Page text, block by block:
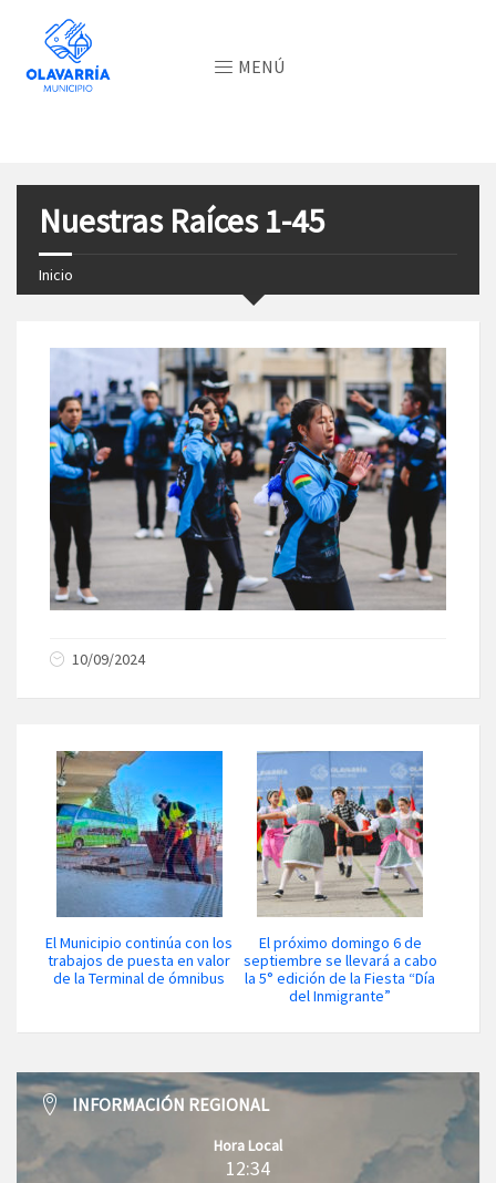
MENÚ
Nuestras Raíces 1-45
Inicio
10/09/2024
El Municipio continúa con los
trabajos de puesta en valor
de la Terminal de ómnibus
El próximo domingo 6 de
septiembre se llevará a cabo
la 5° edición de la Fiesta “Día
del Inmigrante”
INFORMACIÓN REGIONAL
Hora Local
12:34